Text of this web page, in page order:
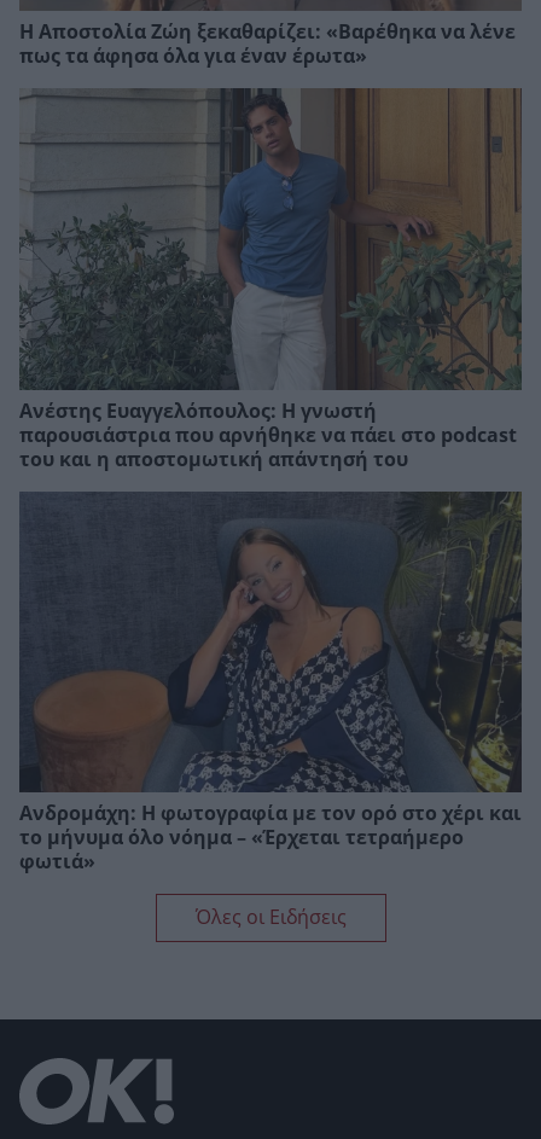
Η Αποστολία Ζώη ξεκαθαρίζει: «Βαρέθηκα να λένε
πως τα άφησα όλα για έναν έρωτα»
Ανέστης Ευαγγελόπουλος: Η γνωστή
παρουσιάστρια που αρνήθηκε να πάει στο podcast
του και η αποστομωτική απάντησή του
Ανδρομάχη: Η φωτογραφία με τον ορό στο χέρι και
το μήνυμα όλο νόημα – «Έρχεται τετραήμερο
φωτιά»
Όλες οι Ειδήσεις